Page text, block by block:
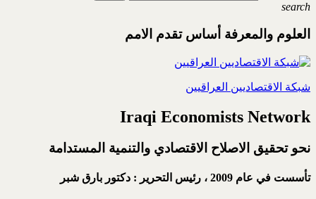
search
العلوم والمعرفة أساس تقدم الامم
شبكة الاقتصاديين العراقيين
Iraqi Economists Network
نحو تحقيق الاصلاح الاقتصادي والتنمية المستدامة
تأسست في عام 2009 ، رئيس التحرير : دكتور بارق شبر